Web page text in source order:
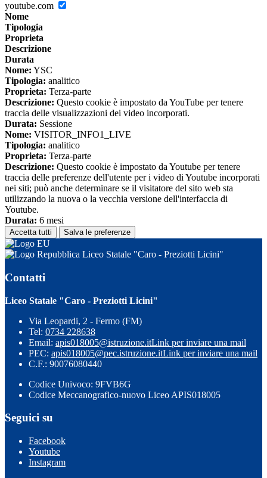
youtube.com
Nome
Tipologia
Proprieta
Descrizione
Durata
Nome: YSC
Tipologia: analitico
Proprieta: Terza-parte
Descrizione: Questo cookie è impostato da YouTube per tenere
traccia delle visualizzazioni dei video incorporati.
Durata: Sessione
Nome: VISITOR_INFO1_LIVE
Tipologia: analitico
Proprieta: Terza-parte
Descrizione: Questo cookie è impostato da Youtube per tenere
traccia delle preferenze dell'utente per i video di Youtube incorporati
nei siti; può anche determinare se il visitatore del sito web sta
utilizzando la nuova o la vecchia versione dell'interfaccia di
Youtube.
Durata: 6 mesi
Accetta tutti Salva le preferenze
Liceo Statale "Caro - Preziotti Licini"
Contatti
Liceo Statale "Caro - Preziotti Licini"
Via Leopardi, 2 - Fermo (FM)
Tel: 0734 228638
Email: apis018005@istruzione.itLink per inviare una mail
PEC: apis018005@pec.istruzione.itLink per inviare una mail
C.F.: 90076080440
Codice Univoco: 9FVB6G
Codice Meccanografico-nuovo Liceo APIS018005
Seguici su
Facebook
Youtube
Instagram